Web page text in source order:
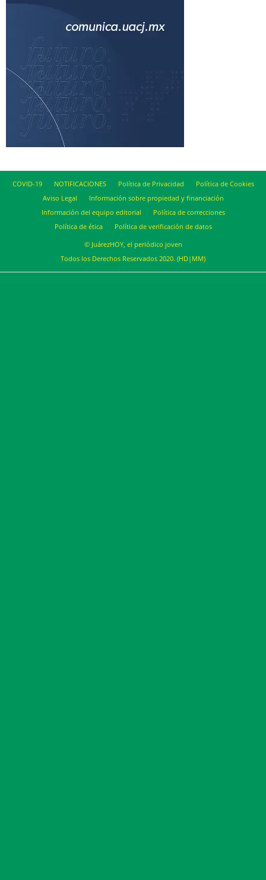
COVID-19 NOTIFICACIONES Política de Privacidad
Política de Cookies
Aviso Legal
Información sobre propiedad y financiación
Información del equipo editorial
Política de correcciones
Política de ética
Política de verificación de datos
© JuárezHOY, el periódico joven
Todos los Derechos Reservados 2020. (HD|MM)